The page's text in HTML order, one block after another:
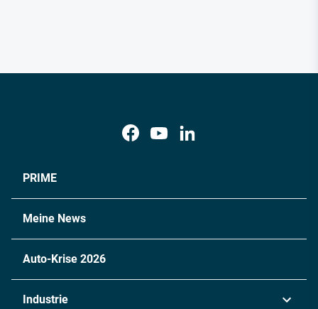
PRIME
Meine News
Auto-Krise 2026
Industrie